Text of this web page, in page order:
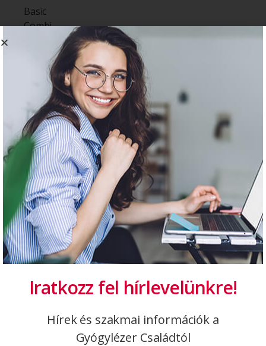
Basic
Combi
Combi 5G
Physio Classic
További ajánlott termékeink
IPL védőszemüveg arckezeléshez Bemért kombinált védőszemüveg
Iratkozz fel hírlevelünkre!
Hírek és szakmai információk a
Gyógylézer Családtól